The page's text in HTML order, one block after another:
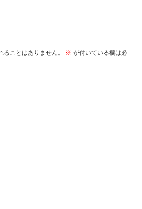
ことはありません。 ※ が付いている欄は必